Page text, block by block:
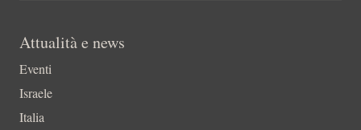
Attualità e news
Eventi
Israele
Italia